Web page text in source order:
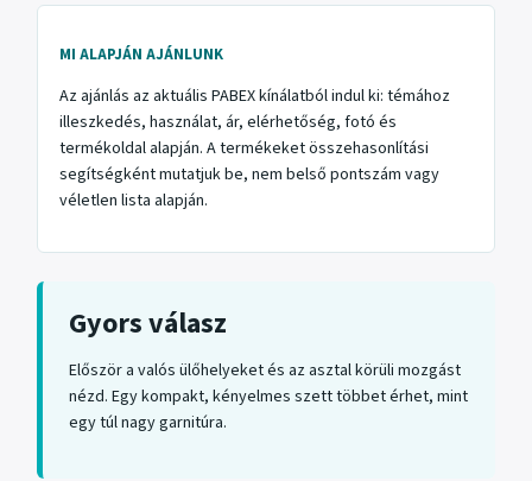
MI ALAPJÁN AJÁNLUNK
Az ajánlás az aktuális PABEX kínálatból indul ki: témához
illeszkedés, használat, ár, elérhetőség, fotó és
termékoldal alapján. A termékeket összehasonlítási
segítségként mutatjuk be, nem belső pontszám vagy
véletlen lista alapján.
Gyors válasz
Először a valós ülőhelyeket és az asztal körüli mozgást
nézd. Egy kompakt, kényelmes szett többet érhet, mint
egy túl nagy garnitúra.